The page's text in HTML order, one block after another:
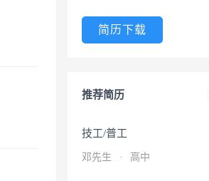
简历下载
推荐简历
技工/普工
邓先生 · 高中